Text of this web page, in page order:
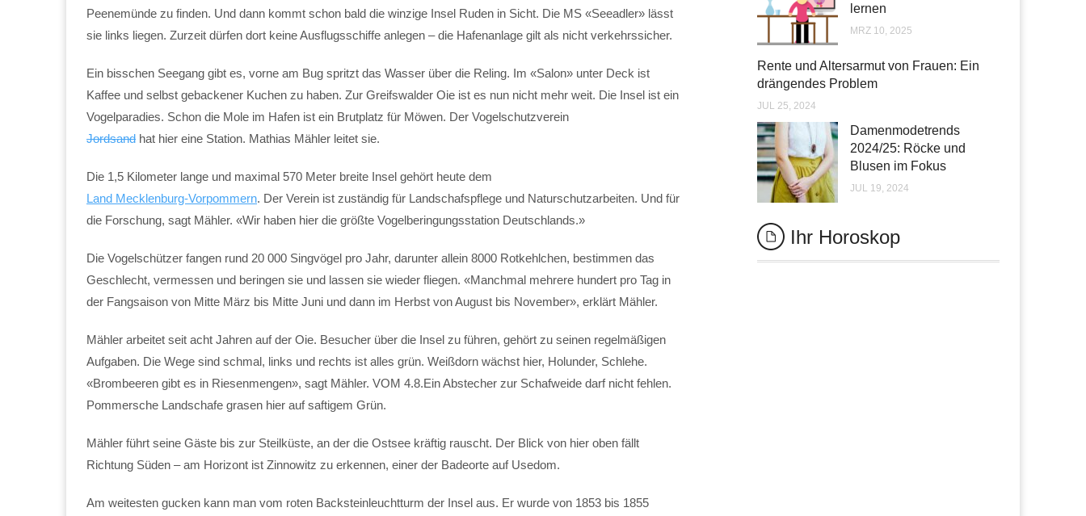
Peenemünde zu finden. Und dann kommt schon bald die winzige Insel Ruden in Sicht. Die MS «Seeadler» lässt
sie links liegen. Zurzeit dürfen dort keine Ausflugsschiffe anlegen – die Hafenanlage gilt als nicht verkehrssicher.
Ein bisschen Seegang gibt es, vorne am Bug spritzt das Wasser über die Reling. Im «Salon» unter Deck ist
Kaffee und selbst gebackener Kuchen zu haben. Zur Greifswalder Oie ist es nun nicht mehr weit. Die Insel ist ein
Vogelparadies. Schon die Mole im Hafen ist ein Brutplatz für Möwen. Der Vogelschutzverein
Jordsand hat hier eine Station. Mathias Mähler leitet sie.
Die 1,5 Kilometer lange und maximal 570 Meter breite Insel gehört heute dem
Land Mecklenburg-Vorpommern. Der Verein ist zuständig für Landschafspflege und Naturschutzarbeiten. Und für
die Forschung, sagt Mähler. «Wir haben hier die größte Vogelberingungsstation Deutschlands.»
Die Vogelschützer fangen rund 20 000 Singvögel pro Jahr, darunter allein 8000 Rotkehlchen, bestimmen das
Geschlecht, vermessen und beringen sie und lassen sie wieder fliegen. «Manchmal mehrere hundert pro Tag in
der Fangsaison von Mitte März bis Mitte Juni und dann im Herbst von August bis November», erklärt Mähler.
Mähler arbeitet seit acht Jahren auf der Oie. Besucher über die Insel zu führen, gehört zu seinen regelmäßigen
Aufgaben. Die Wege sind schmal, links und rechts ist alles grün. Weißdorn wächst hier, Holunder, Schlehe.
«Brombeeren gibt es in Riesenmengen», sagt Mähler. VOM 4.8.Ein Abstecher zur Schafweide darf nicht fehlen.
Pommersche Landschafe grasen hier auf saftigem Grün.
Mähler führt seine Gäste bis zur Steilküste, an der die Ostsee kräftig rauscht. Der Blick von hier oben fällt
Richtung Süden – am Horizont ist Zinnowitz zu erkennen, einer der Badeorte auf Usedom.
Am weitesten gucken kann man vom roten Backsteinleuchtturm der Insel aus. Er wurde von 1853 bis 1855
lernen
MRZ 10, 2025
Rente und Altersarmut von Frauen: Ein
drängendes Problem
JUL 25, 2024
Damenmodetrends
2024/25: Röcke und
Blusen im Fokus
JUL 19, 2024
Ihr Horoskop